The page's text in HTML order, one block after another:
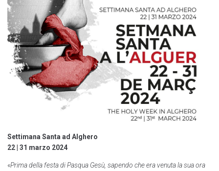
Settimana Santa ad Alghero
22 | 31 marzo 2024
«Prima della festa di Pasqua Gesù, sapendo che era venuta la sua ora